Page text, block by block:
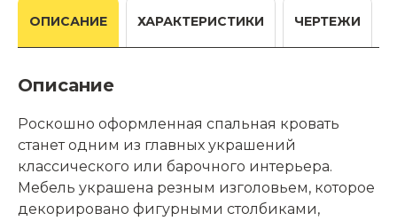
ОПИСАНИЕ ХАРАКТЕРИСТИКИ ЧЕРТЕЖИ
Описание
Роскошно оформленная спальная кровать
станет одним из главных украшений
классического или барочного интерьера.
Мебель украшена резным изголовьем, которое
декорировано фигурными столбиками,